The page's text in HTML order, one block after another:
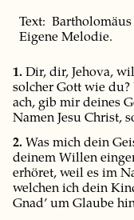
Text:
Eigene Melodie.
1. Dir, dir, Jehova,
solcher Gott wie
ach, gib mir deines
Namen Jesu Christ,
2. Was mich dein
deinem Willen
erhöret, weil es im
welchen ich dein
Gnad’ um Glaube